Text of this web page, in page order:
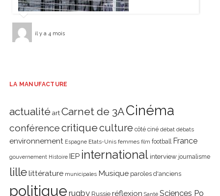
il y a 4 mois
LA MANUFACTURE
actualité art Carnet de 3ACinéma
conférencecritiqueculture côté ciné débat débats
environnement Espagne Etats-Unis femmes film football France
gouvernement Histoire IEP international interview journalisme
lillelittérature municipales Musique paroles d'anciens
politique rugby Russie réflexion Santé Sciences Po